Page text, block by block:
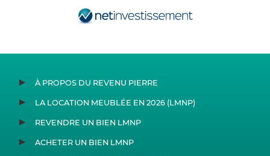
À PROPOS DU REVENU PIERRE
LA LOCATION MEUBLÉE EN 2026 (LMNP)
REVENDRE UN BIEN LMNP
ACHETER UN BIEN LMNP